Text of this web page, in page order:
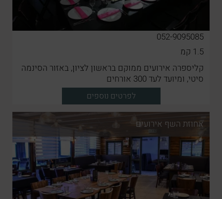
052-9095085
1.5 קמ
קליספרה אירועים ממוקם בראשון לציון, באזור הסינמה
סיטי, ומיועד לעד 300 אורחים
לפרטים נוספים
אחוזת השף אירועים